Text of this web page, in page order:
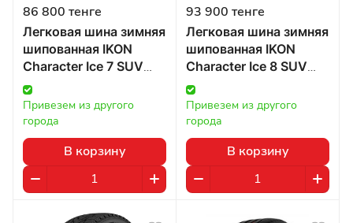
86 800 тенге
Легковая шина зимняя
шипованная IKON
Character Ice 7 SUV
285/60 R18 116T в
Казахстане
Привезем из другого
города
В корзину
93 900 тенге
Легковая шина зимняя
шипованная IKON
Character Ice 8 SUV
285/60 R18 116T в
Казахстане
Привезем из другого
города
В корзину